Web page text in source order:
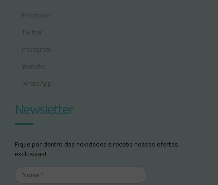
Facebook
Twitter
Instagram
Youtube
WhatsApp
Newsletter
Fique por dentro das novidades e receba nossas ofertas
exclusivas!